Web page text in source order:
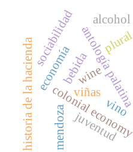
antologíavino
plural
wine
colonial economy
economía
historia de la hacienda mendoza
viñas
sociabilidadbebida
alcohol
juventud